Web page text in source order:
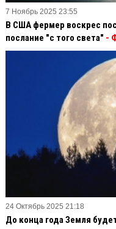
7 Ноябрь 2025 23:55
В США фермер воскрес
послание "с того света" -
24 Октябрь 2025 21:18
До конца года Земля